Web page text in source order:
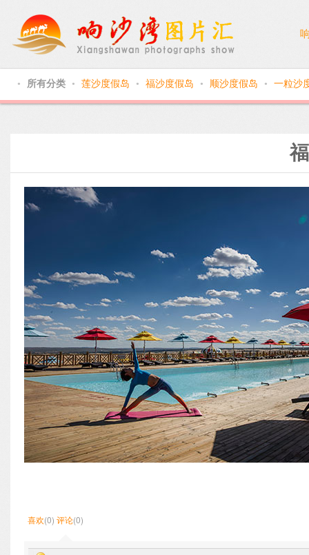
● 所有分类 ● 莲沙度假岛 ● 福沙度假岛 ● 顺沙度假岛 ● 一粒沙
喜欢(0) 评论(0)